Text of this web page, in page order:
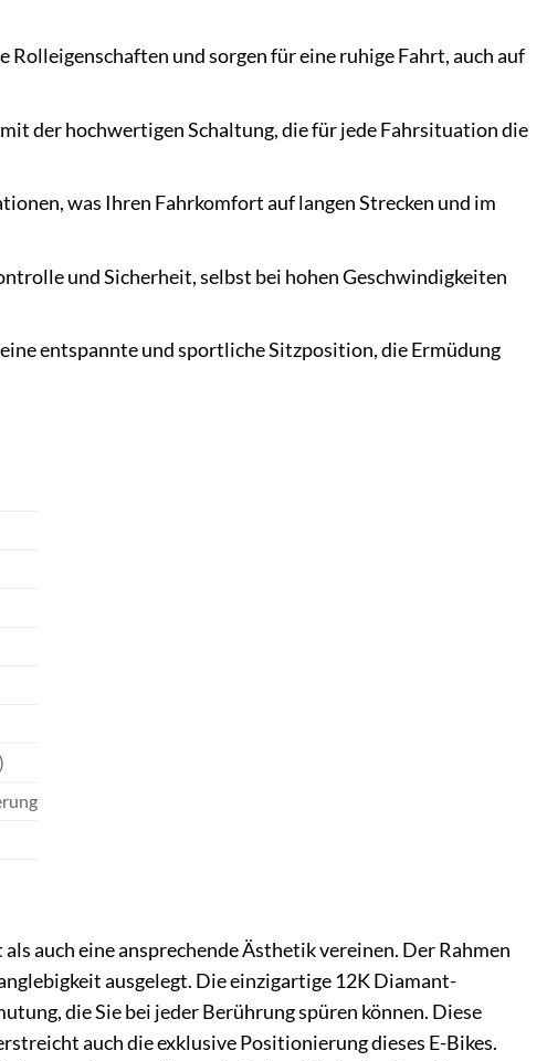
Rolleigenschaften und sorgen für eine ruhige Fahrt, auch auf
der hochwertigen Schaltung, die für jede Fahrsituation die
was Ihren Fahrkomfort auf langen Strecken und im
und Sicherheit, selbst bei hohen Geschwindigkeiten
entspannte und sportliche Sitzposition, die Ermüdung
auch eine ansprechende Ästhetik vereinen. Der Rahmen
ausgelegt. Die einzigartige 12K Diamant-
die Sie bei jeder Berührung spüren können. Diese
auch die exklusive Positionierung dieses E-Bikes.